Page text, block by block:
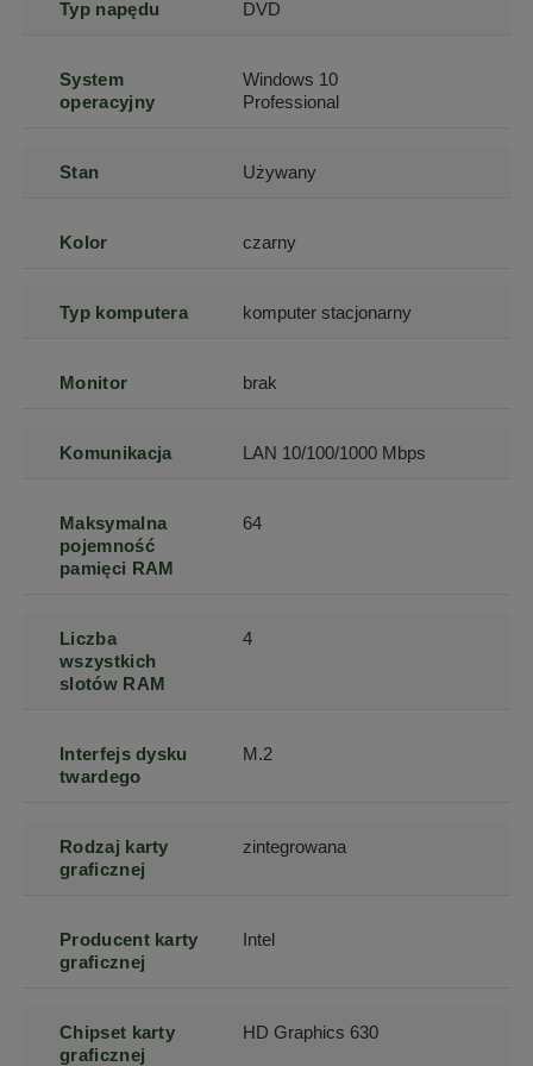
Typ napędu DVD
System
operacyjny
Windows 10
Professional
Stan Używany
Kolor czarny
Typ komputera komputer stacjonarny
Monitor brak
Komunikacja LAN 10/100/1000 Mbps
Maksymalna
pojemność
pamięci RAM
64
Liczba
wszystkich
slotów RAM
4
Interfejs dysku
twardego
M.2
Rodzaj karty
graficznej
zintegrowana
Producent karty
graficznej
Intel
Chipset karty
graficznej
HD Graphics 630